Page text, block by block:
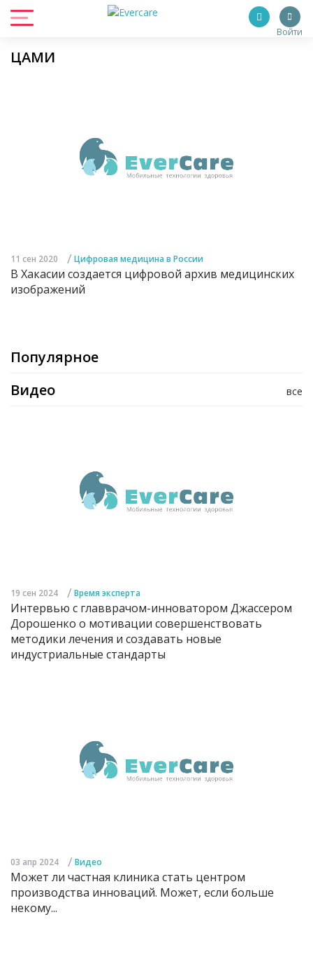
Войти
ЦАМИ
11 сен 2020 / Цифровая медицина в России
В Хакасии создается цифровой архив медицинских
изображений
Популярное
все
Видео
19 сен 2024 / Время эксперта
Интервью с главврачом-инноватором Джассером
Дорошенко о мотивации совершенствовать
методики лечения и создавать новые
индустриальные стандарты
03 апр 2024 / Видео
Может ли частная клиника стать центром
производства инноваций. Может, если больше
некому...